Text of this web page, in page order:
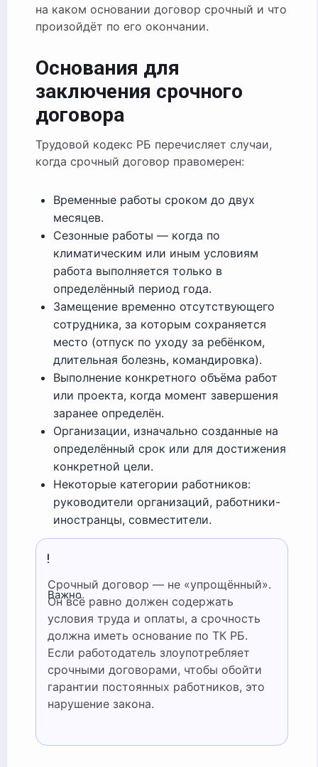
на каком основании договор срочный и что
произойдёт по его окончании.
Основания для
заключения срочного
договора
Трудовой кодекс РБ перечисляет случаи,
когда срочный договор правомерен:
Временные работы сроком до двух
месяцев.
Сезонные работы — когда по
климатическим или иным условиям
работа выполняется только в
определённый период года.
Замещение временно отсутствующего
сотрудника, за которым сохраняется
место (отпуск по уходу за ребёнком,
длительная болезнь, командировка).
Выполнение конкретного объёма работ
или проекта, когда момент завершения
заранее определён.
Организации, изначально созданные на
определённый срок или для достижения
конкретной цели.
Некоторые категории работников:
руководители организаций, работники-
иностранцы, совместители.
Важно
Срочный договор — не «упрощённый».
Он всё равно должен содержать
условия труда и оплаты, а срочность
должна иметь основание по ТК РБ.
Если работодатель злоупотребляет
срочными договорами, чтобы обойти
гарантии постоянных работников, это
нарушение закона.